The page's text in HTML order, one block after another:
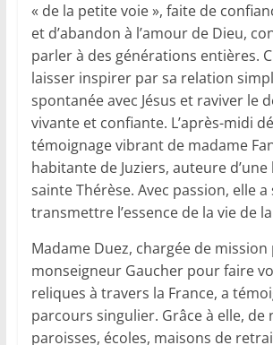
« de la petite voie », faite de
et d’abandon à l’amour de Dieu,
parler à des générations entières.
laisser inspirer par sa relation
spontanée avec Jésus et raviver le
vivante et confiante. L’après-midi
témoignage vibrant de madame
habitante de Juziers, auteure
sainte Thérèse. Avec passion, elle a
transmettre l’essence de la vie de
Madame Duez, chargée de mission
monseigneur Gaucher pour faire
reliques à travers la France, a
parcours singulier. Grâce à elle, de
paroisses, écoles, maisons de